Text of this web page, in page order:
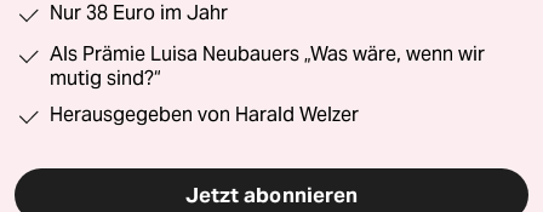
Nur 38 Euro im Jahr
Als Prämie Luisa Neubauers „Was wäre, wenn wir
mutig sind?“
Herausgegeben von Harald Welzer
Jetzt abonnieren